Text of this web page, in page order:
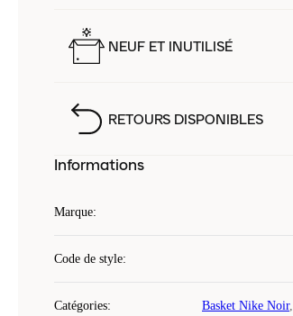
NEUF ET INUTILISÉ
RETOURS DISPONIBLES
Informations
Marque:
Code de style:
Catégories: Basket Nike Noir,